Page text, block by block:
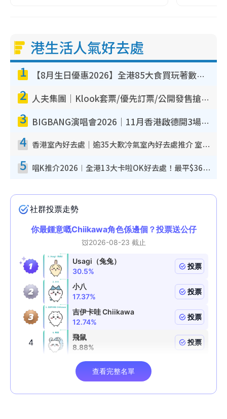
港生活人氣好去處
1 【8月生日優惠2026】全港85大食買玩著數攻略 自助餐/火鍋放題同行免費＋誠品/DONKI送現金券
2 人夫集團｜Klook套票/優先訂票/公開發售搶飛攻略！附票價.購票連結.場地座位表
3 BIGBANG演唱會2026｜11月香港啟德開3場！實名制VIP申請、優先購票攻略
4 香港室內好去處｜逾35大歎冷氣室內好去處推介 室內活動免費避雨無懼落雨
5 唱K推介2026︱全港13大卡啦OK好去處！最平$36起 日文K都有！(附地址+收費詳情)